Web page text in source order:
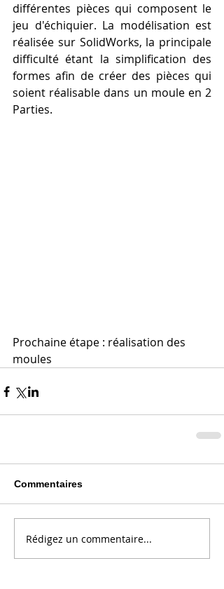
différentes pièces qui composent le
jeu d'échiquier. La modélisation est
réalisée sur SolidWorks, la principale
difficulté étant la simplification des
formes afin de créer des pièces qui
soient réalisable dans un moule en 2
Parties.
Prochaine étape : réalisation des
moules
Commentaires
Rédigez un commentaire...